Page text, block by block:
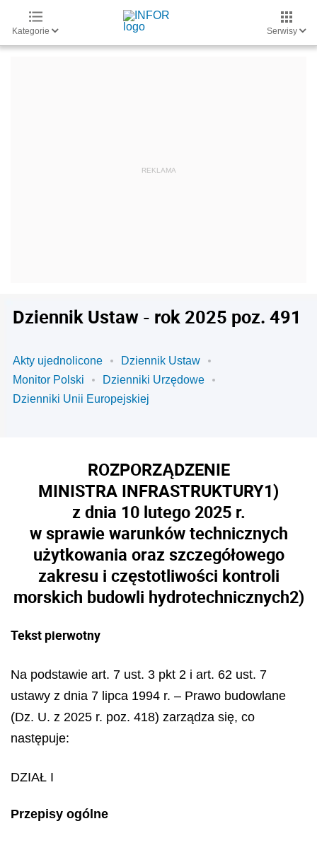
Kategorie Serwisy
Dziennik Ustaw - rok 2025 poz. 491
Akty ujednolicone
Dziennik Ustaw
Monitor Polski
Dzienniki Urzędowe
Dzienniki Unii Europejskiej
ROZPORZĄDZENIE
MINISTRA INFRASTRUKTURY1)
z dnia 10 lutego 2025 r.
w sprawie warunków technicznych
użytkowania oraz szczegółowego
zakresu i częstotliwości kontroli
morskich budowli hydrotechnicznych2)
Tekst pierwotny
Na podstawie art. 7 ust. 3 pkt 2 i art. 62 ust. 7
ustawy z dnia 7 lipca 1994 r. – Prawo budowlane
(Dz. U. z 2025 r. poz. 418) zarządza się, co
następuje:
DZIAŁ I
Przepisy ogólne